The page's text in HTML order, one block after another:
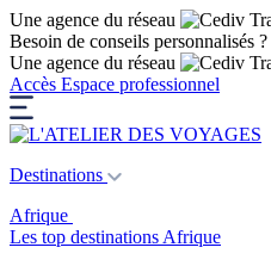
Une agence du réseau
Besoin de conseils personnalisés ?
Une agence du réseau
Accès Espace professionnel
Destinations
Afrique
Les top destinations Afrique